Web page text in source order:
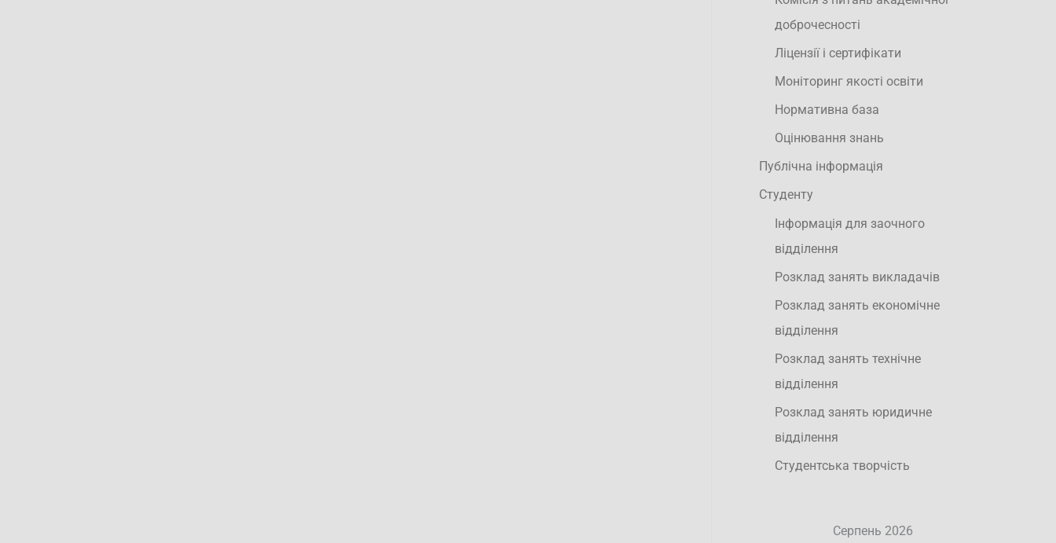
доброчесності
Ліцензії і сертифікати
Моніторинг якості освіти
Нормативна база
Оцінювання знань
Публічна інформація
Студенту
Інформація для заочного
відділення
Розклад занять викладачів
Розклад занять економічне
відділення
Розклад занять технічне
відділення
Розклад занять юридичне
відділення
Студентська творчість
Серпень 2026